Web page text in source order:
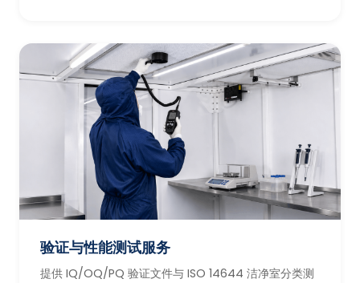
验证与性能测试服务
提供 IQ/OQ/PQ 验证文件与 ISO 14644 洁净室分类测